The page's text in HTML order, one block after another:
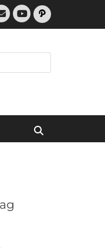
E-
MailYouTube
Pfad